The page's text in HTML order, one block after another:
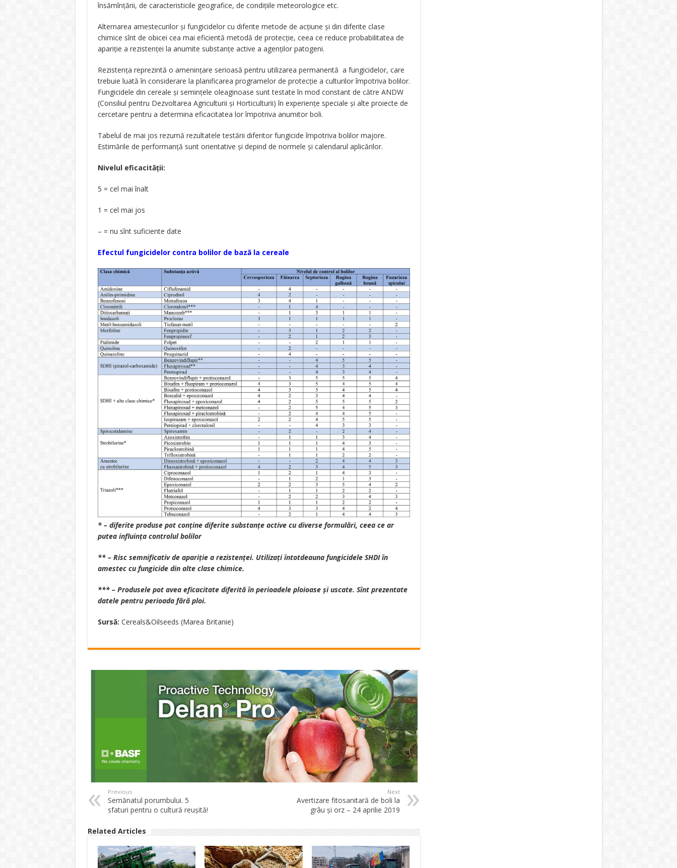
însămînțării, de caracteristicile geografice, de condițiile meteorologice etc.
Alternarea amestecurilor și fungicidelor cu diferite metode de acțiune și din diferite clase
chimice sînt de obicei cea mai eficientă metodă de protecție, ceea ce reduce probabilitatea de
apariție a rezistenței la anumite substanțe active a agenților patogeni.
Rezistența reprezintă o amenințare serioasă pentru utilizarea permanentă a fungicidelor, care
trebuie luată în considerare la planificarea programelor de protecție a culturilor împotriva bolilor.
Fungicidele din cereale și semințele oleaginoase sunt testate în mod constant de către ANDW
(Consiliul pentru Dezvoltarea Agriculturii și Horticulturii) în experiențe speciale și alte proiecte de
cercetare pentru a determina eficacitatea lor împotriva anumitor boli.
Tabelul de mai jos rezumă rezultatele testării diferitor fungicide împotriva bolilor majore.
Estimările de performanță sunt orientative și depind de normele și calendarul aplicărilor.
Nivelul eficacității:
5 = cel mai înalt
1 = cel mai jos
– = nu sînt suficiente date
Efectul fungicidelor contra bolilor de bază la cereale
* – diferite produse pot conține diferite substanțe active cu diverse formulări, ceea ce ar
putea influința controlul bolilor
** – Risc semnificativ de apariție a rezistenței. Utilizați întotdeauna fungicidele SHDI în
amestec cu fungicide din alte clase chimice.
*** – Produsele pot avea eficacitate diferită în perioadele ploioase și uscate. Sînt prezentate
datele pentru perioada fără ploi.
Sursă: Cereals&Oilseeds (Marea Britanie)
Previous
Semănatul porumbului. 5
sfaturi pentru o cultură reuşită!
Next
Avertizare fitosanitară de boli la
grâu și orz – 24 aprilie 2019
Related Articles